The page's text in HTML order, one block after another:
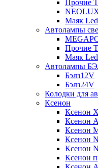
Прочие
Маяк
Автолампы
Прочие
Маяк
Автолампы
Бэлз12V
Бэлз24V
Колодки для
Ксенон
Ксенон
Ксенон
Ксенон
Ксенон
Ксенон
Ксенон